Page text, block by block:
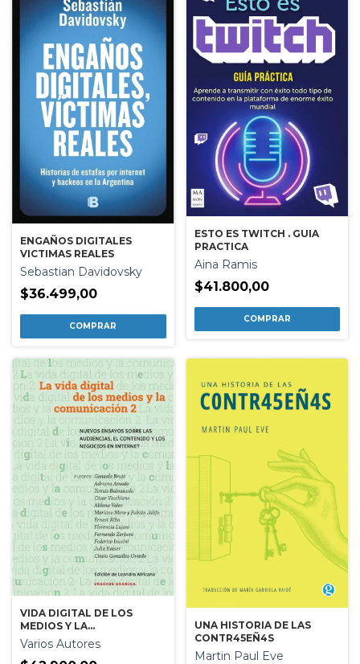
ENGAÑOS DIGITALES
VICTIMAS REALES
Sebastian Davidovsky
$36.499,00
ESTO ES TWITCH . GUIA
PRACTICA
Aina Ramis
$41.800,00
VIDA DIGITAL DE LOS
MEDIOS Y LA
COMUNICACION 2
Varios Autores
UNA HISTORIA DE LAS
CONTR45EÑ4S
Martin Paul Eve